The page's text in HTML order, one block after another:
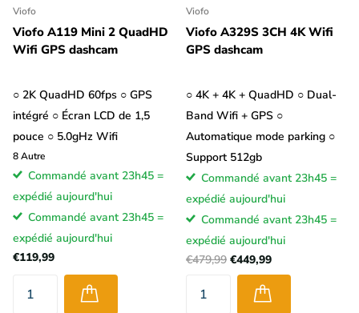
Viofo
Viofo A119 Mini 2 QuadHD
Wifi GPS dashcam
○ 2K QuadHD 60fps ○ GPS
intégré ○ Écran LCD de 1,5
pouce ○ 5.0gHz Wifi
8Autre
Commandé avant 23h45 =
expédié aujourd'hui
Commandé avant 23h45 =
expédié aujourd'hui
€119,99
Viofo
Viofo A329S 3CH 4K Wifi
GPS dashcam
○ 4K + 4K + QuadHD ○ Dual-
Band Wifi + GPS ○
Automatique mode parking ○
Support 512gb
Commandé avant 23h45 =
expédié aujourd'hui
Commandé avant 23h45 =
expédié aujourd'hui
€479,99 €449,99